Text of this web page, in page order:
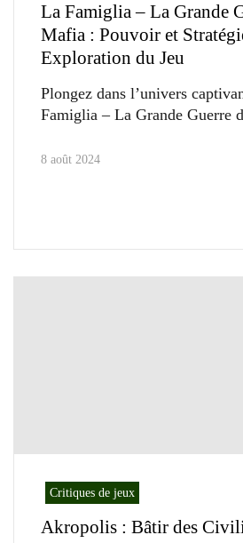
La Famiglia – La Grande
Mafia : Pouvoir et
Exploration du Jeu
Plongez dans l’univers
Famiglia – La Grande Guerre
8 août 2024
Critiques de jeux
Akropolis : Bâtir des